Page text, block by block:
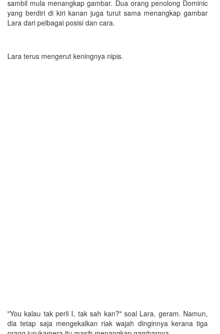
sambil mula menangkap gambar. Dua orang penolong Dominic
yang berdiri di kiri kanan juga turut sama menangkap gambar
Lara dari pelbagai posisi dan cara.
Lara terus mengerut keningnya nipis.
"You kalau tak perli I, tak sah kan?" soal Lara, geram. Namun,
dia tetap saja mengekalkan riak wajah dinginnya kerana tiga